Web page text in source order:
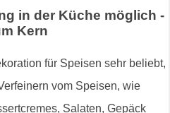
in der Küche möglich -
Kern
für Speisen sehr beliebt,
vom Speisen, wie
Salaten, Gepäck